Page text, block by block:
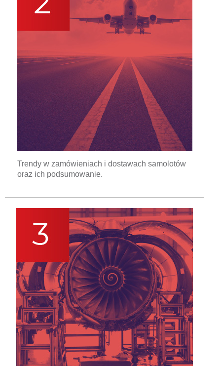
Trendy w zamówieniach i dostawach samolotów
oraz ich podsumowanie.